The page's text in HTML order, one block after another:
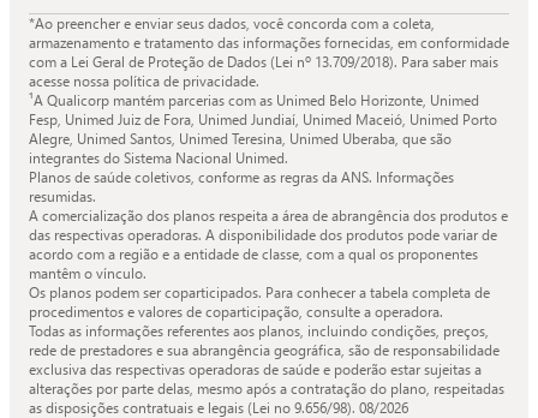
*Ao preencher e enviar seus dados, você concorda com a coleta,
armazenamento e tratamento das informações fornecidas, em conformidade
com a Lei Geral de Proteção de Dados (Lei nº 13.709/2018). Para saber mais
acesse nossa política de privacidade.
¹A Qualicorp mantém parcerias com as Unimed Belo Horizonte, Unimed
Fesp, Unimed Juiz de Fora, Unimed Jundiaí, Unimed Maceió, Unimed Porto
Alegre, Unimed Santos, Unimed Teresina, Unimed Uberaba, que são
integrantes do Sistema Nacional Unimed.
Planos de saúde coletivos, conforme as regras da ANS. Informações
resumidas.
A comercialização dos planos respeita a área de abrangência dos produtos e
das respectivas operadoras. A disponibilidade dos produtos pode variar de
acordo com a região e a entidade de classe, com a qual os proponentes
mantêm o vínculo.
Os planos podem ser coparticipados. Para conhecer a tabela completa de
procedimentos e valores de coparticipação, consulte a operadora.
Todas as informações referentes aos planos, incluindo condições, preços,
rede de prestadores e sua abrangência geográfica, são de responsabilidade
exclusiva das respectivas operadoras de saúde e poderão estar sujeitas a
alterações por parte delas, mesmo após a contratação do plano, respeitadas
as disposições contratuais e legais (Lei no 9.656/98). 08/2026